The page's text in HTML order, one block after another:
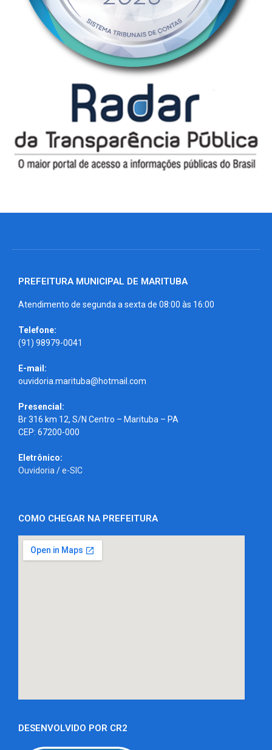
PREFEITURA MUNICIPAL DE MARITUBA
Atendimento de segunda a sexta de 08:00 às 16:00
Telefone:
(91) 98979-0041
E-mail:
ouvidoria.marituba@hotmail.com
Presencial:
Br 316 km 12, S/N Centro – Marituba – PA
CEP: 67200-000
Eletrônico:
Ouvidoria /e-SIC
COMO CHEGAR NA PREFEITURA
DESENVOLVIDO POR CR2